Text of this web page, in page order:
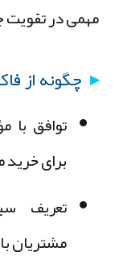
در تقویت
چگونه از
توافق با
برای خرید
تعریف
مشتریان با